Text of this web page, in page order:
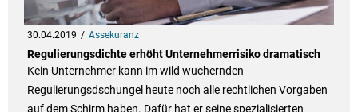
30.04.2019 Assekuranz
Regulierungsdichte erhöht Unternehmerrisiko dramatisch
Kein Unternehmer kann im wild wuchernden
Regulierungsdschungel heute noch alle rechtlichen Vorgaben
auf dem Schirm haben. Dafür hat er seine spezialisierten